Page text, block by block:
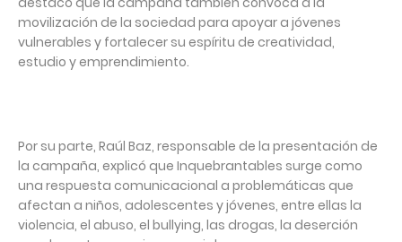
movilización de la sociedad para apoyar a jóvenes
vulnerables y fortalecer su espíritu de creatividad,
estudio y emprendimiento.
Por su parte, Raúl Baz, responsable de la presentación de
la campaña, explicó que Inquebrantables surge como
una respuesta comunicacional a problemáticas que
afectan a niños, adolescentes y jóvenes, entre ellas la
violencia, el abuso, el bullying, las drogas, la deserción